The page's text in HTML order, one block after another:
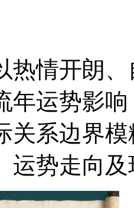
热情开朗
年运势影
关系边界
运势走向